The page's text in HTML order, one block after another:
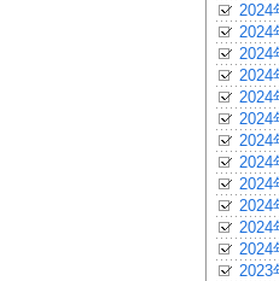
2024
2024
2024
2024
2024
2024
2024
2024
2024
2024
2024
2024
2023